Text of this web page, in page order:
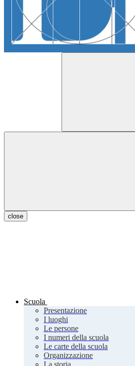
close
Scuola
Presentazione
I luoghi
Le persone
I numeri della scuola
Le carte della scuola
Organizzazione